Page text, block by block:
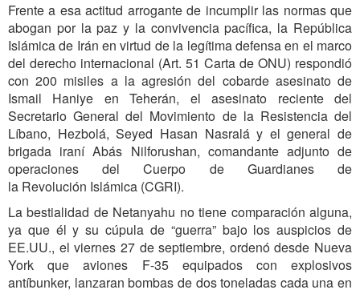
Frente a esa actitud arrogante de incumplir las normas que
abogan por la paz y la convivencia pacífica, la República
Islámica de Irán en virtud de la legítima defensa en el marco
del derecho internacional (Art. 51 Carta de ONU) respondió
con 200 misiles a la agresión del cobarde asesinato de
Ismail Haniye en Teherán, el asesinato reciente del
Secretario General del Movimiento de la Resistencia del
Líbano, Hezbolá, Seyed Hasan Nasralá y el general de
brigada iraní Abás Nilforushan, comandante adjunto de
operaciones del Cuerpo de Guardianes de
la Revolución Islámica (CGRI).
La bestialidad de Netanyahu no tiene comparación alguna,
ya que él y su cúpula de “guerra” bajo los auspicios de
EE.UU., el viernes 27 de septiembre, ordenó desde Nueva
York que aviones F-35 equipados con explosivos
antíbunker, lanzaran bombas de dos toneladas cada una en